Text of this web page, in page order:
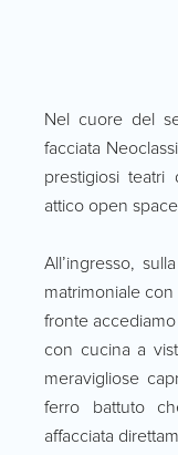
Nel cuore del
facciata
prestigiosi teatri
attico open
All’ingresso,
matrimoniale
fronte
con cucina a
meravigliose
ferro battuto
affacciata